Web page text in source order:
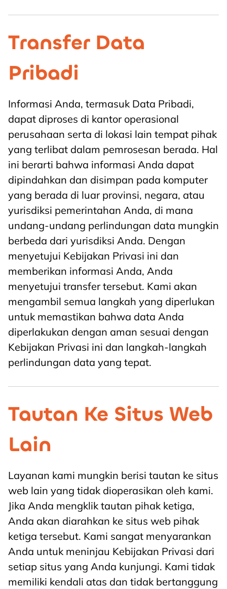
Transfer Data
Pribadi
Informasi Anda, termasuk Data Pribadi,
dapat diproses di kantor operasional
perusahaan serta di lokasi lain tempat pihak
yang terlibat dalam pemrosesan berada. Hal
ini berarti bahwa informasi Anda dapat
dipindahkan dan disimpan pada komputer
yang berada di luar provinsi, negara, atau
yurisdiksi pemerintahan Anda, di mana
undang-undang perlindungan data mungkin
berbeda dari yurisdiksi Anda. Dengan
menyetujui Kebijakan Privasi ini dan
memberikan informasi Anda, Anda
menyetujui transfer tersebut. Kami akan
mengambil semua langkah yang diperlukan
untuk memastikan bahwa data Anda
diperlakukan dengan aman sesuai dengan
Kebijakan Privasi ini dan langkah-langkah
perlindungan data yang tepat.
Tautan Ke Situs Web
Lain
Layanan kami mungkin berisi tautan ke situs
web lain yang tidak dioperasikan oleh kami.
Jika Anda mengklik tautan pihak ketiga,
Anda akan diarahkan ke situs web pihak
ketiga tersebut. Kami sangat menyarankan
Anda untuk meninjau Kebijakan Privasi dari
setiap situs yang Anda kunjungi. Kami tidak
memiliki kendali atas dan tidak bertanggung